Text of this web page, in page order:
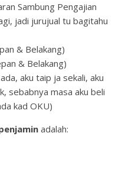
Sambung Pengajian
jadi jurujual tu bagitahu
& Belakang)
& Belakang)
aku taip ja sekali, aku
sebabnya masa aku beli
kad OKU)
adalah: